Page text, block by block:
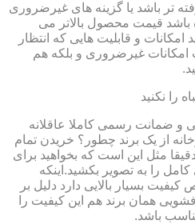
تر باشد یا گزینه های غیرضروری
قیمت محصول بالاتر می
و قابلیت هایی که انتظار
امکانات غیرضروری و بلکه هم
را نکنید
و ضمانت رسمی کاملا عاقلانه
از یک برند چطور؟ خریدن تمام
مثل این است که بخواهید برای
کامل را به تصویر بکشید.اینکه
بسیار بالایی دارد دلیل بر
همان برند هم این کیفیت را
باشد.